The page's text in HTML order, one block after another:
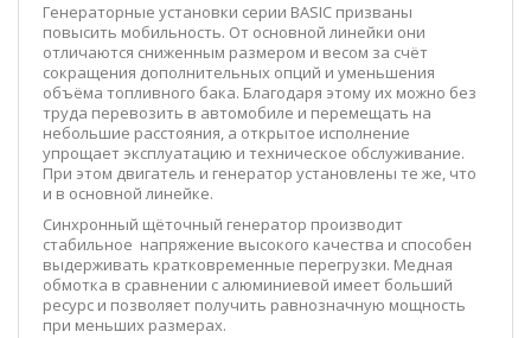
Генераторные установки серии BASIC призваны
повысить мобильность. От основной линейки они
отличаются сниженным размером и весом за счёт
сокращения дополнительных опций и уменьшения
объёма топливного бака. Благодаря этому их можно без
труда перевозить в автомобиле и перемещать на
небольшие расстояния, а открытое исполнение
упрощает эксплуатацию и техническое обслуживание.
При этом двигатель и генератор установлены те же, что
и в основной линейке.
Синхронный щёточный генератор производит
стабильное напряжение высокого качества и способен
выдерживать кратковременные перегрузки. Медная
обмотка в сравнении с алюминиевой имеет больший
ресурс и позволяет получить равнозначную мощность
при меньших размерах.